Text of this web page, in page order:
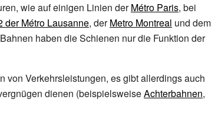
wie auf einigen Linien derMétro Paris, bei
der Métro Lausanne, derMetro Montreal und dem
haben die Schienen nur die Funktion der
von Verkehrsleistungen, es gibt allerdings auch
dienen (beispielsweiseAchterbahnen,